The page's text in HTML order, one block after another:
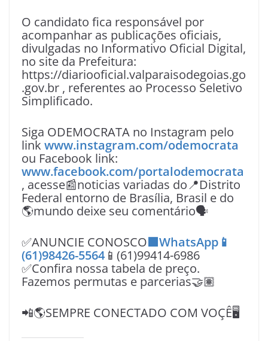
O candidato fica responsável por
acompanhar as publicações oficiais,
divulgadas no Informativo Oficial Digital,
no site da Prefeitura:
https://diariooficial.valparaisodegoias.go
.gov.br , referentes ao Processo Seletivo
Simplificado.
Siga ODEMOCRATA no Instagram pelo
link www.instagram.com/odemocrata
ou Facebook link:
www.facebook.com/portalodemocrata
, acesse📰noticias variadas do📍Distrito
Federal entorno de Brasília, Brasil e do
🌎mundo deixe seu comentário🗣
✅ANUNCIE CONOSCO🟩WhatsApp📱
(61)98426-5564 📱(61)99414-6986
✅Confira nossa tabela de preço.
Fazemos permutas e parcerias🤝🏽
📲🌎SEMPRE CONECTADO COM VOÇÊ🖥️